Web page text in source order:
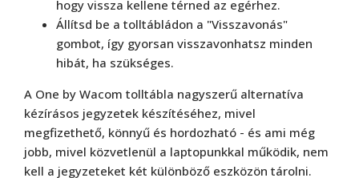
hogy vissza kellene térned az egérhez.
Állítsd be a tolltábládon a "Visszavonás"
gombot, így gyorsan visszavonhatsz minden
hibát, ha szükséges.
A One by Wacom tolltábla nagyszerű alternatíva
kézírásos jegyzetek készítéséhez, mivel
megfizethető, könnyű és hordozható - és ami még
jobb, mivel közvetlenül a laptopunkkal működik, nem
kell a jegyzeteket két különböző eszközön tárolni.